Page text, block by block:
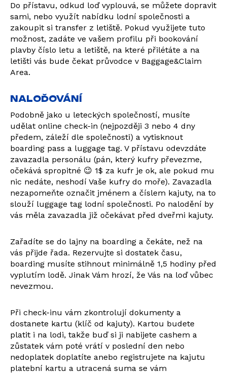
Do přístavu, odkud loď vyplouvá, se můžete dopravit
sami, nebo využít nabídku lodní společnosti a
zakoupit si transfer z letiště. Pokud využijete tuto
možnost, zadáte ve vašem profilu při bookování
plavby číslo letu a letiště, na které přilétáte a na
letišti vás bude čekat průvodce v Baggage&Claim
Area.
NALOĎOVÁNÍ
Podobně jako u leteckých společností, musíte
udělat online check-in (nejpozději 3 nebo 4 dny
předem, záleží dle společnosti) a vytisknout
boarding pass a luggage tag. V přístavu odevzdáte
zavazadla personálu (pán, který kufry převezme,
očekává spropitné 😉 1$ za kufr je ok, ale pokud mu
nic nedáte, neshodí Vaše kufry do moře). Zavazadla
nezapomeňte označit jménem a číslem kajuty, na to
slouží luggage tag lodní společnosti. Po nalodění by
vás měla zavazadla již očekávat před dveřmi kajuty.
Zařadíte se do lajny na boarding a čekáte, než na
vás přijde řada. Rezervujte si dostatek času,
boarding musíte stihnout minimálně 1,5 hodiny před
vyplutím lodě. Jinak Vám hrozí, že Vás na loď vůbec
nevezmou.
Při check-inu vám zkontrolují dokumenty a
dostanete kartu (klíč od kajuty). Kartou budete
platit i na lodi, takže buď si ji nabijete cashem a
zůstatek vám poté vrátí v poslední den nebo
nedoplatek doplatíte anebo registrujete na kajutu
platební kartu a utracená suma se vám